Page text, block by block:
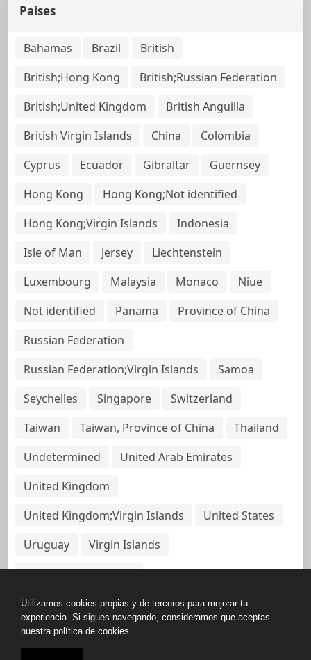
Países
Bahamas Brazil
British
British;Hong Kong
British;Russian Federation
British;United Kingdom
British Anguilla
British Virgin Islands
China
Colombia
Cyprus
Ecuador Gibraltar
Guernsey
Hong Kong
Hong Kong;Not identified
Hong Kong;Virgin Islands
Indonesia
Isle of Man
Jersey
Liechtenstein
Luxembourg
Malaysia Monaco
Niue
Not identified
Panama
Province of China
Russian Federation
Russian Federation;Virgin Islands
Samoa
Seychelles
Singapore
Switzerland
Taiwan
Taiwan, Province of China
Thailand
Undetermined
United Arab Emirates
United Kingdom
United Kingdom;Virgin Islands
United States
Uruguay
Virgin Islands
Virgin Islands, British
Copyright © All rights reserved.
Utilizamos cookies propias y de terceros para mejorar tu
experiencia. Si sigues navegando, consideramos que aceptas
nuestra política de cookies